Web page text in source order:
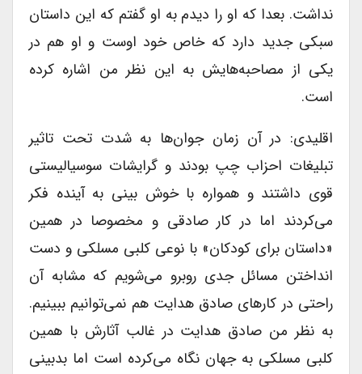
نداشت. بعدا که او را دیدم به او گفتم که این داستان
سبکی جدید دارد که خاص خود اوست و او هم در
یکی از مصاحبه‌هایش به این نظر من اشاره کرده
است.
اقلیدی: در آن زمان جوان‌ها به شدت تحت تاثیر
تبلیغات احزاب چپ بودند و گرایشات سوسیالیستی
قوی داشتند و همواره با خوش بینی به آینده فکر
می‌کردند اما در کار صادقی و مخصوصا در همین
«داستان برای کودکان» با نوعی کلبی مسلکی و دست
انداختن مسائل جدی روبرو می‌شویم که مشابه آن
راحتی در کارهای صادق هدایت هم نمی‌توانیم ببینیم.
به نظر من صادق هدایت در غالب آثارش با همین
کلبی مسلکی به جهان نگاه می‌کرده است اما بدبینی